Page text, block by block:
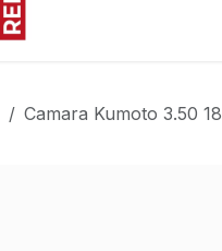
Camara Kumoto 3.50 18